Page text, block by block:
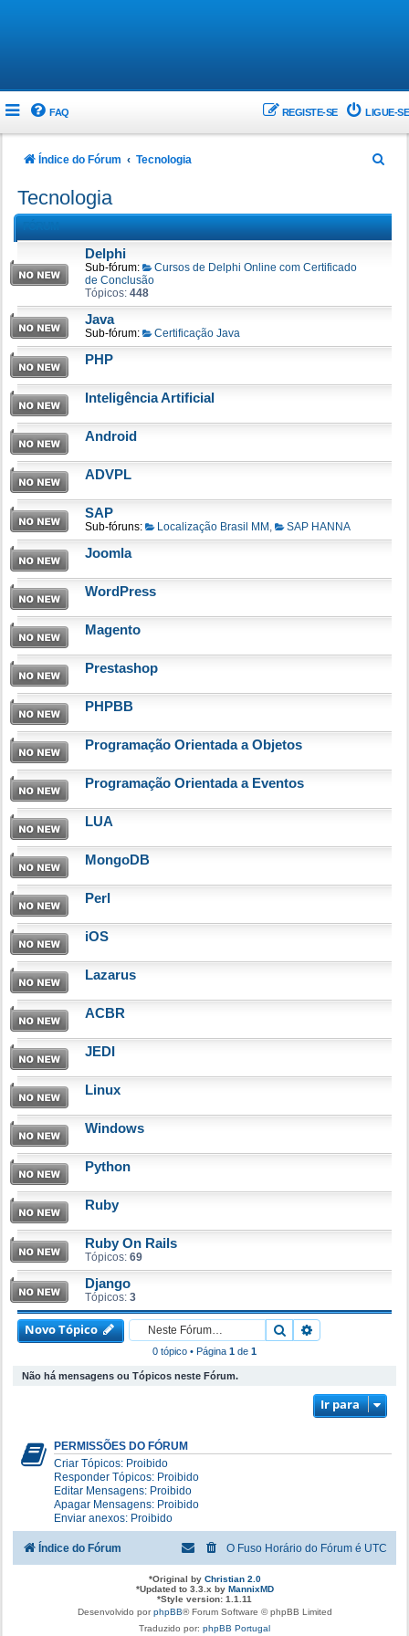
FAQ LIGUE-SE
REGISTE-SE
Índice do Fórum Tecnologia
r
Tecnologia
Delphi
Sub-fórum:
Cursos de Delphi Online com Certificado
de Conclusão
Tópicos: 448
Java
Sub-fórum: Certificação Java
PHP
Inteligência Artificial
Android
ADVPL
SAP
Sub-fóruns: Localização Brasil MM , SAP HANNA
Joomla
WordPress
Magento
Prestashop
PHPBB
Programação Orientada a Objetos
Programação Orientada a Eventos
LUA
MongoDB
Perl
iOS
Lazarus
ACBR
JEDI
Linux
Windows
Python
Ruby
Ruby On Rails
Tópicos: 69
Django
Tópicos: 3
Novo Tópico Pesquisar
0 tópico • Página 1 de 1
Não há mensagens ou Tópicos neste Fórum.
Ir para
PERMISSÕES DO FÓRUM
Criar Tópicos: Proibido
Responder Tópicos: Proibido
Editar Mensagens: Proibido
Apagar Mensagens: Proibido
Enviar anexos: Proibido
Índice do Fórum O Fuso Horário do Fórum é UTC
*Original by Christian 2.0
*Updated to 3.3.x by MannixMD
*Style version: 1.1.11
Desenvolvido porphpBB® Forum Software © phpBB Limited
Traduzido por: phpBB Portugal